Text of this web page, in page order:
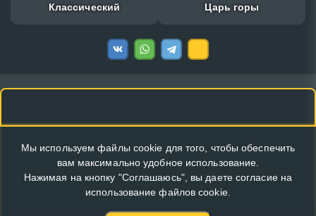
Классический Царь горы
Мы используем файлы cookie для того, чтобы обеспечить
вам максимально удобное использование.
Нажимая на кнопку "Соглашаюсь", вы даете согласие на
использование файлов cookie.